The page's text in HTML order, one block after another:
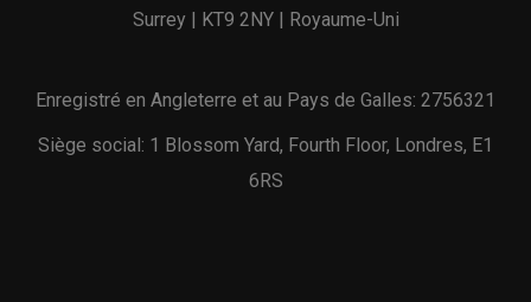
Surrey | KT9 2NY | Royaume-Uni
Enregistré en Angleterre et au Pays de Galles: 2756321
Siège social: 1 Blossom Yard, Fourth Floor, Londres, E1
6RS